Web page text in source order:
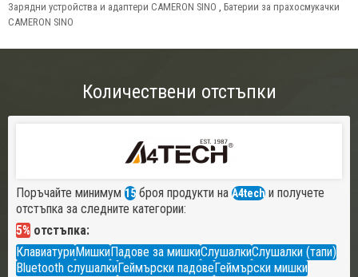
Зарядни устройства и адаптери CAMERON SINO , Батерии за прахосмукачки
CAMERON SINO
Количествени отстъпки
Поръчайте минимум 15 броя продукти на A4tech и получете
отстъпка за следните категории:
5% отстъпка:
КлавиатуриМишкиПадове за мишкиСлушалкиСлушалки (тапи)
Bluetooth слушалкиГеймърски падове Геймърски мишки